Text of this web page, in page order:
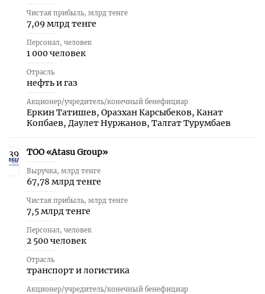
Чистая прибыль, млрд тенге
7,09 млрд тенге
Персонал, человек
1 000 человек
Отрасль
нефть и газ
Акционер/учредитель/конечный бенефициар
Еркин Татишев, Оразхан Карсыбеков, Канат
Копбаев, Даулет Нуржанов, Талгат Турумбаев
39 ТОО «Atasu Group»
Выручка, млрд тенге
67,78 млрд тенге
Чистая прибыль, млрд тенге
7,5 млрд тенге
Персонал, человек
2 500 человек
Отрасль
транспорт и логистика
Акционер/учредитель/конечный бенефициар